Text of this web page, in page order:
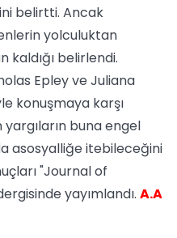
belirtti. Ancak
yolculuktan
belirlendi.
Epley ve Juliana
konuşmaya karşı
yargıların buna engel
asosyalliğe itebileceğini
"Journal of
yayımlandı. A.A